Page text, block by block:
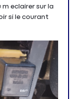
m eclairer sur la
si le courant